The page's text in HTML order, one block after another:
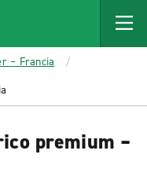
– Francia
premium –